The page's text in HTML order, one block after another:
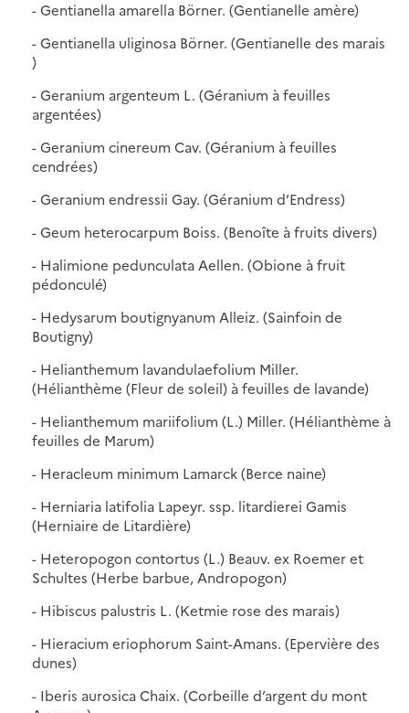
- Gentianella amarella Börner. (Gentianelle amère)
- Gentianella uliginosa Börner. (Gentianelle des marais
)
- Geranium argenteum L. (Géranium à feuilles
argentées)
- Geranium cinereum Cav. (Géranium à feuilles
cendrées)
- Geranium endressii Gay. (Géranium d’Endress)
- Geum heterocarpum Boiss. (Benoîte à fruits divers)
- Halimione pedunculata Aellen. (Obione à fruit
pédonculé)
- Hedysarum boutignyanum Alleiz. (Sainfoin de
Boutigny)
- Helianthemum lavandulaefolium Miller.
(Hélianthème (Fleur de soleil) à feuilles de lavande)
- Helianthemum mariifolium (L.) Miller. (Hélianthème à
feuilles de Marum)
- Heracleum minimum Lamarck (Berce naine)
- Herniaria latifolia Lapeyr. ssp. litardierei Gamis
(Herniaire de Litardière)
- Heteropogon contortus (L.) Beauv. ex Roemer et
Schultes (Herbe barbue, Andropogon)
- Hibiscus palustris L. (Ketmie rose des marais)
- Hieracium eriophorum Saint-Amans. (Epervière des
dunes)
- Iberis aurosica Chaix. (Corbeille d’argent du mont